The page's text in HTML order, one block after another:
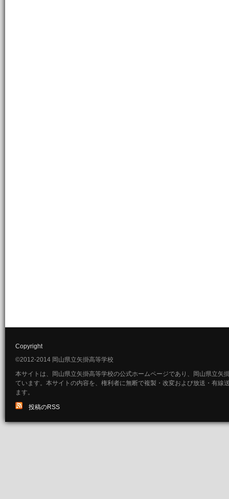
Copyright
©2012-2014 岡山県立矢掛高等学校
本サイトは、岡山県立矢掛高等学校の公式ホームページであり、岡山県立矢
ています。本サイトの内容を、権利者に無断で複製・改変および放送・有線
ます。
投稿のRSS